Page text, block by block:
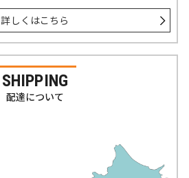
詳しくはこちら
SHIPPING
配達について